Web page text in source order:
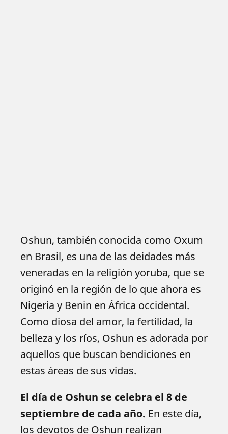
Oshun, también conocida como Oxum
en Brasil, es una de las deidades más
veneradas en la religión yoruba, que se
originó en la región de lo que ahora es
Nigeria y Benin en África occidental.
Como diosa del amor, la fertilidad, la
belleza y los ríos, Oshun es adorada por
aquellos que buscan bendiciones en
estas áreas de sus vidas.
El día de Oshun se celebra el 8 de
septiembre de cada año. En este día,
los devotos de Oshun realizan